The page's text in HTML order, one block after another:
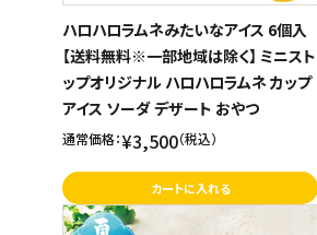
ハロハロラムネみたいなアイス 6個入
【送料無料※一部地域は除く】 ミニスト
ップオリジナル ハロハロラムネ カップ
アイス ソーダ デザート おやつ
通常価格：¥3,500（税込）
カートに入れる